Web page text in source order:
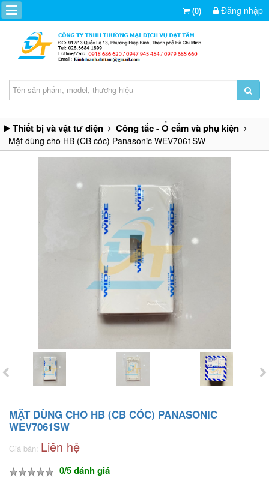
(0) Đăng nhập
Thiết bị và vật tư điện Công tắc - Ổ cắm và phụ kiện
Mặt dùng cho HB (CB cóc) Panasonic WEV7061SW
MẶT DÙNG CHO HB (CB CÓC) PANASONIC
WEV7061SW
Giá bán: Liên hệ
0/5 đánh giá